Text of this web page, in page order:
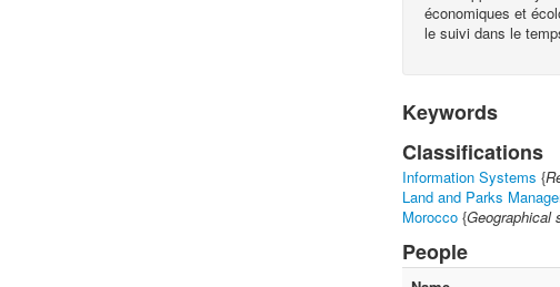
économiques et
le suivi dans le
Keywords
Classifications
Information Systems {
Land and Parks
Morocco {Geographical
People